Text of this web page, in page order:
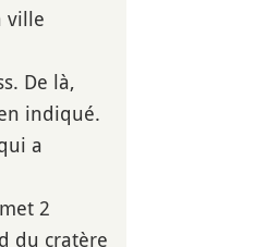
ville
De là,
indiqué.
a
2
du cratère